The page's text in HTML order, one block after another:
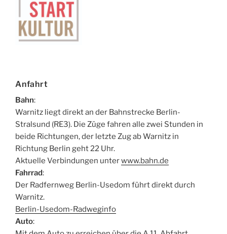
Anfahrt
Bahn:
Warnitz liegt direkt an der Bahnstrecke Berlin-
Stralsund (RE3). Die Züge fahren alle zwei Stunden in
beide Richtungen, der letzte Zug ab Warnitz in
Richtung Berlin geht 22 Uhr.
Aktuelle Verbindungen unterwww.bahn.de
Fahrrad:
Der Radfernweg Berlin-Usedom führt direkt durch
Warnitz.
Berlin-Usedom-Radweginfo
Auto: